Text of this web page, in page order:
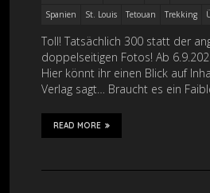
Spanien
St. Louis Tetouan Trekking
Toll! Tatsächlich 300 statt der
doppelseitigen Fotos! Ab
Hier könnt ihr einen Blick auf
Verlag sagt… Braucht es ein
READ MORE